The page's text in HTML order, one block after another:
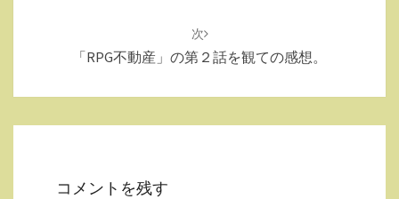
次
「RPG不動産」の第２話を観ての感想。
コメントを残す